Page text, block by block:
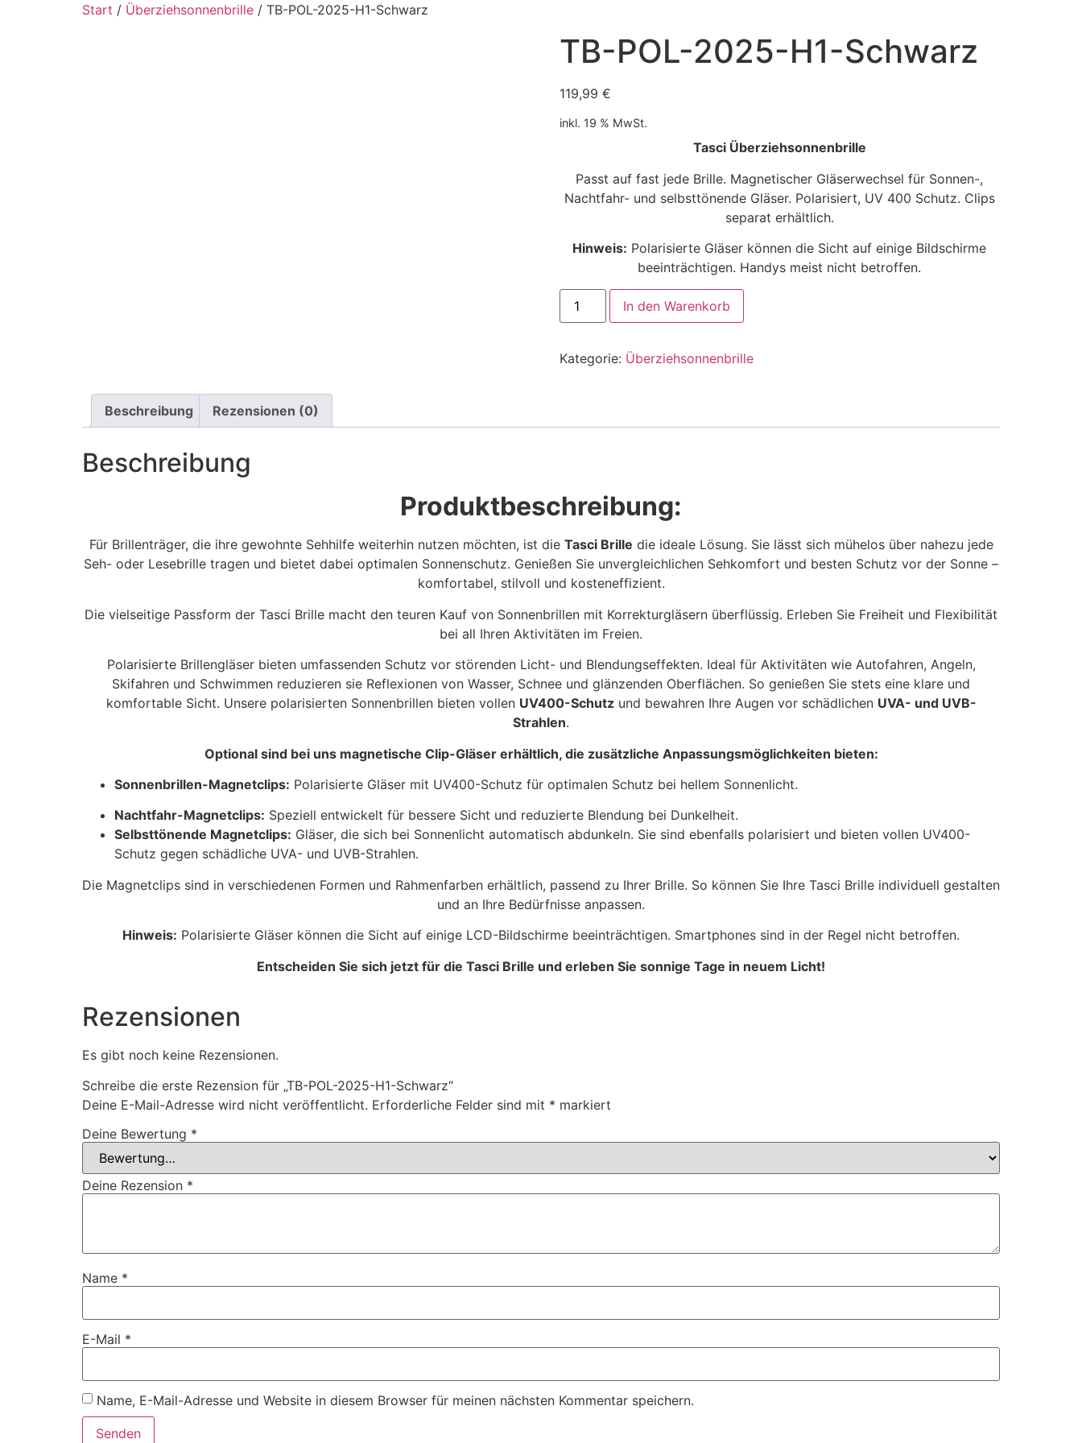
Start / Überziehsonnenbrille / TB-POL-2025-H1-Schwarz
TB-POL-2025-H1-Schwarz
119,99 €
inkl. 19 % MwSt.
Tasci Überziehsonnenbrille
Passt auf fast jede Brille. Magnetischer Gläserwechsel für Sonnen-,
Nachtfahr- und selbsttönende Gläser. Polarisiert, UV 400 Schutz. Clips
separat erhältlich.
Hinweis: Polarisierte Gläser können die Sicht auf einige Bildschirme
beeinträchtigen. Handys meist nicht betroffen.
In den Warenkorb
Kategorie: Überziehsonnenbrille
Beschreibung Rezensionen (0)
Beschreibung
Produktbeschreibung:
Für Brillenträger, die ihre gewohnte Sehhilfe weiterhin nutzen möchten, ist die Tasci Brille die ideale Lösung. Sie lässt sich mühelos über nahezu jede
Seh- oder Lesebrille tragen und bietet dabei optimalen Sonnenschutz. Genießen Sie unvergleichlichen Sehkomfort und besten Schutz vor der Sonne –
komfortabel, stilvoll und kosteneffizient.
Die vielseitige Passform der Tasci Brille macht den teuren Kauf von Sonnenbrillen mit Korrekturgläsern überflüssig. Erleben Sie Freiheit und Flexibilität
bei all Ihren Aktivitäten im Freien.
Polarisierte Brillengläser bieten umfassenden Schutz vor störenden Licht- und Blendungseffekten. Ideal für Aktivitäten wie Autofahren, Angeln,
Skifahren und Schwimmen reduzieren sie Reflexionen von Wasser, Schnee und glänzenden Oberflächen. So genießen Sie stets eine klare und
komfortable Sicht. Unsere polarisierten Sonnenbrillen bieten vollen UV400-Schutzund bewahren Ihre Augen vor schädlichen UVA- und UVB-
Strahlen.
Optional sind bei uns magnetische Clip-Gläser erhältlich, die zusätzliche Anpassungsmöglichkeiten bieten:
Sonnenbrillen-Magnetclips: Polarisierte Gläser mit UV400-Schutz für optimalen Schutz bei hellem Sonnenlicht.
Nachtfahr-Magnetclips: Speziell entwickelt für bessere Sicht und reduzierte Blendung bei Dunkelheit.
Selbsttönende Magnetclips: Gläser, die sich bei Sonnenlicht automatisch abdunkeln. Sie sind ebenfalls polarisiert und bieten vollen UV400-
Schutz gegen schädliche UVA- und UVB-Strahlen.
Die Magnetclips sind in verschiedenen Formen und Rahmenfarben erhältlich, passend zu Ihrer Brille. So können Sie Ihre Tasci Brille individuell gestalten
und an Ihre Bedürfnisse anpassen.
Hinweis: Polarisierte Gläser können die Sicht auf einige LCD-Bildschirme beeinträchtigen. Smartphones sind in der Regel nicht betroffen.
Entscheiden Sie sich jetzt für die Tasci Brille und erleben Sie sonnige Tage in neuem Licht!
Rezensionen
Es gibt noch keine Rezensionen.
Schreibe die erste Rezension für „TB-POL-2025-H1-Schwarz“
Deine E-Mail-Adresse wird nicht veröffentlicht. Erforderliche Felder sind mit * markiert
Deine Bewertung *
Deine Rezension *
Name *
E-Mail *
Name, E-Mail-Adresse und Website in diesem Browser für meinen nächsten Kommentar speichern.